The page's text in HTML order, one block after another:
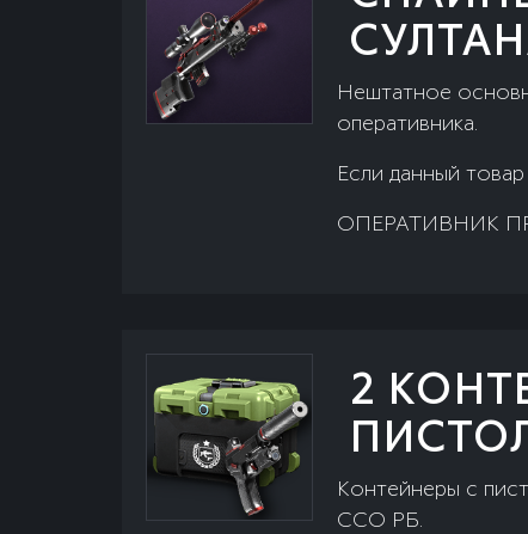
Нештатное
оперативника.
Если данный
ОПЕРАТИВНИК
2
Контейнеры с
ССО РБ.